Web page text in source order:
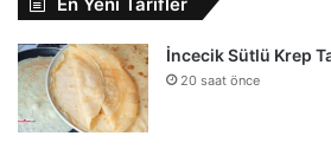
İncecik Sütlü Krep
20 saat önce